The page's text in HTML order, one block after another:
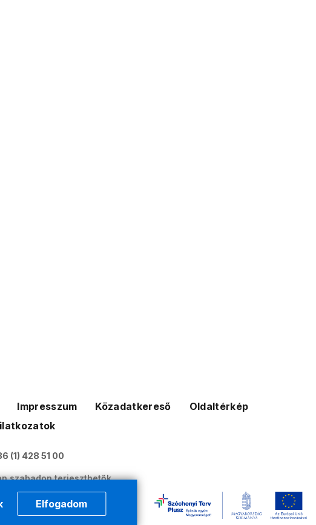
Elfogadom
Impresszum Közadatkereső
Oldaltérkép
(1) 428 51 00
szabadon terjeszthetők.
alatt állnak.